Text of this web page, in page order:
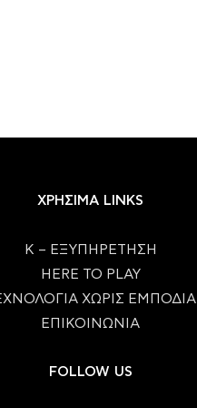
ΧΡΗΣΙΜΑ LINKS
Κ – ΕΞΥΠΗΡΕΤΗΣΗ
HERE TO PLAY
ΧΩΡΙΣ ΕΜΠΟΔΙΑ
ΕΠΙΚΟΙΝΩΝΙΑ
FOLLOW US